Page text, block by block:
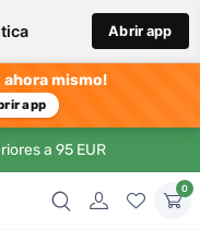
Abrir app
ahora mismo!
app
a 95 EUR
0